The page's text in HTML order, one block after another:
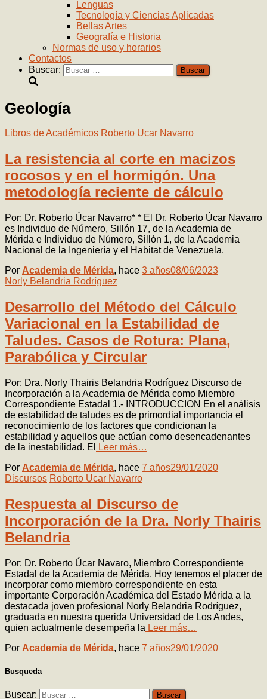
Lenguas
Tecnología y Ciencias Aplicadas
Bellas Artes
Geografía e Historia
Normas de uso y horarios
Contactos
Buscar:
Geología
Libros de Académicos Roberto Ucar Navarro
La resistencia al corte en macizos
rocosos y en el hormigón. Una
metodología reciente de cálculo
Por: Dr. Roberto Úcar Navarro* * El Dr. Roberto Úcar Navarro
es Individuo de Número, Sillón 17, de la Academia de
Mérida e Individuo de Número, Sillón 1, de la Academia
Nacional de la Ingeniería y el Habitat de Venezuela.
Por Academia de Mérida, hace 3 años08/06/2023
Norly Belandria Rodríguez
Desarrollo del Método del Cálculo
Variacional en la Estabilidad de
Taludes. Casos de Rotura: Plana,
Parabólica y Circular
Por: Dra. Norly Thairis Belandria Rodríguez Discurso de
Incorporación a la Academia de Mérida como Miembro
Correspondiente Estadal 1.- INTRODUCCION En el análisis
de estabilidad de taludes es de primordial importancia el
reconocimiento de los factores que condicionan la
estabilidad y aquellos que actúan como desencadenantes
de la inestabilidad. El
Leer más…
Por Academia de Mérida, hace 7 años29/01/2020
Discursos Roberto Ucar Navarro
Respuesta al Discurso de
Incorporación de la Dra. Norly Thairis
Belandria
Por: Dr. Roberto Úcar Navaro, Miembro Correspondiente
Estadal de la Academia de Mérida. Hoy tenemos el placer de
incorporar como miembro correspondiente en esta
importante Corporación Académica del Estado Mérida a la
destacada joven profesional Norly Belandria Rodríguez,
graduada en nuestra querida Universidad de Los Andes,
quien actualmente desempeña la Leer más…
Por Academia de Mérida, hace 7 años29/01/2020
Busqueda
Buscar: